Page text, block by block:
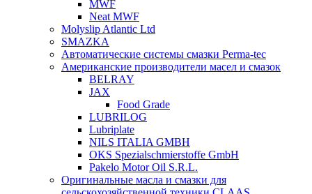
MWF
Neat MWF
Molyslip Atlantic Ltd
SMAZKA
Автоматические системы смазки Perma-tec
Американские производители масел и смазок
BELRAY
JAX
Food Grade
LUBRILOG
Lubriplate
NILS ITALIA GMBH
OKS Spezialschmierstoffe GmbH
Pakelo Motor Oil S.R.L.
Оригинальные масла и смазки для